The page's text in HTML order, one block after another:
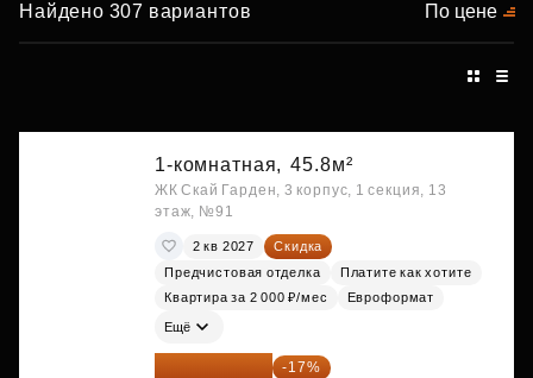
Найдено 307 вариантов По цене
1-комнатная, 45.8м²
ЖК Скай Гарден, 3 корпус, 1 секция, 13
этаж, №91
2 кв 2027
Скидка
Предчистовая отделка
Платите как хотите
Квартира за 2 000 ₽/мес
Евроформат
Ещё
20 014 371 ₽ -17%